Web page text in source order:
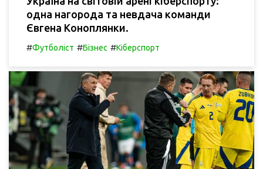
одна нагорода та невдача команди
Євгена Коноплянки.
#Футболіст #Бізнес #Кіберспорт